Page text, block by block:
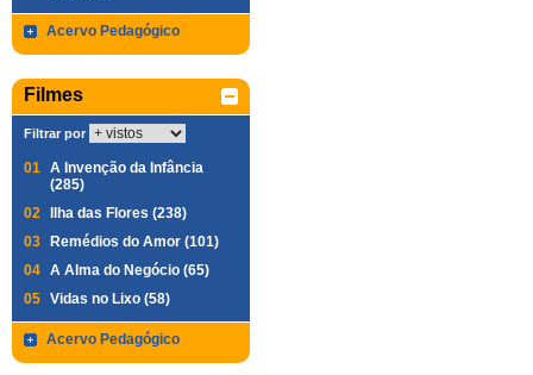
Acervo Pedagógico
Filmes
Filtrar por
01 A Invenção da Infância
(285)
02
Ilha das Flores (238)
03
Remédios do Amor (101)
04 A Alma do Negócio (65)
05 Vidas no Lixo (58)
Acervo Pedagógico